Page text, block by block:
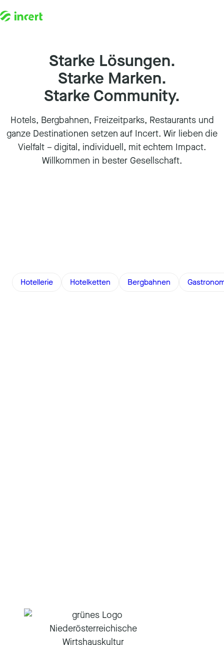
Starke Lösungen.
Starke Marken.
Starke Community.
Hotels, Bergbahnen, Freizeitparks, Restaurants und
ganze Destinationen setzen auf Incert. Wir lieben die
Vielfalt – digital, individuell, mit echtem Impact.
Willkommen in bester Gesellschaft.
Hotellerie Hotelketten Bergbahnen